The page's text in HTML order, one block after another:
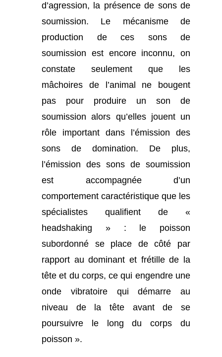
d’agression, la présence de sons de
soumission. Le mécanisme de
production de ces sons de
soumission est encore inconnu, on
constate seulement que les
mâchoires de l’animal ne bougent
pas pour produire un son de
soumission alors qu’elles jouent un
rôle important dans l’émission des
sons de domination. De plus,
l’émission des sons de soumission
est accompagnée d’un
comportement caractéristique que les
spécialistes qualifient de «
headshaking » : le poisson
subordonné se place de côté par
rapport au dominant et frétille de la
tête et du corps, ce qui engendre une
onde vibratoire qui démarre au
niveau de la tête avant de se
poursuivre le long du corps du
poisson ».